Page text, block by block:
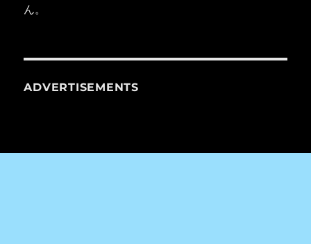
ん。
ADVERTISEMENTS